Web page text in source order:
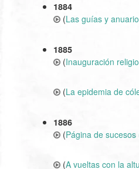
1884
(Las guías y
1885
(Inauguración
(La epidemia de
1886
(Página de
(A vueltas con la